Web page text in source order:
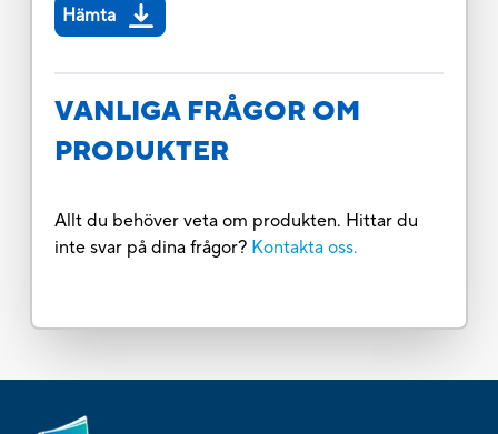
Hämta
VANLIGA FRÅGOR OM
PRODUKTER
Allt du behöver veta om produkten. Hittar du
inte svar på dina frågor? Kontakta oss.